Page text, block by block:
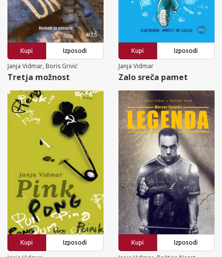
Kupi
Izposodi
Janja Vidmar, Boris Grivić
Tretja možnost
Kupi
Izposodi
Janja Vidmar
Zalo sreča pamet
Kupi
Izposodi
Kupi
Izposodi